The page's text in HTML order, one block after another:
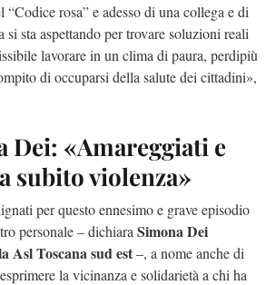
rosa” e adesso di una collega e di
si sta aspettando per trovare soluzioni reali
lavorare in un clima di paura, perdipiù
di occuparsi della salute dei cittadini»,
Dei: «Amareggiati e
subito violenza»
per questo ennesimo e grave episodio
personale – dichiara Simona Dei
Asl Toscana sud est–, a nome anche di
la vicinanza e solidarietà a chi ha